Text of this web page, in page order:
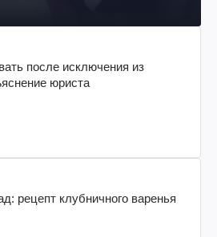
после исключения из
юриста
рецепт клубничного варенья